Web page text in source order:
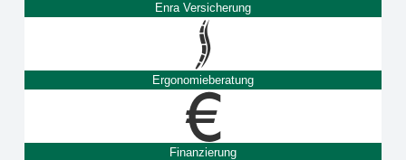
Enra Versicherung
Ergonomieberatung
Finanzierung